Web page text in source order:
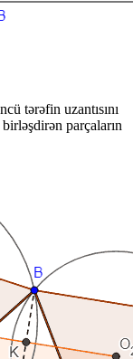
tərəfin uzantısını
parçaların